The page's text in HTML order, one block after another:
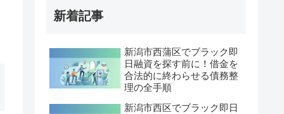
新着記事
新潟市西蒲区でブラック即
日融資を探す前に！借金を
合法的に終わらせる債務整
理の全手順
新潟市西区でブラック即日